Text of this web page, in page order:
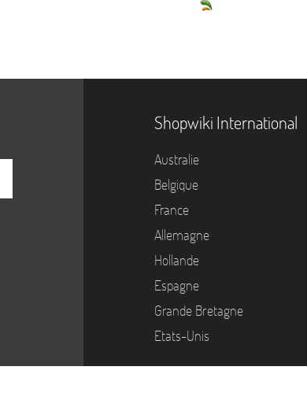
Shopwiki International
Australie
Belgique
France
Allemagne
Hollande
Espagne
Grande Bretagne
Etats-Unis